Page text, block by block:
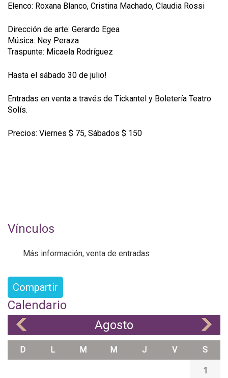
Elenco: Roxana Blanco, Cristina Machado, Claudia Rossi
Dirección de arte: Gerardo Egea
Música: Ney Peraza
Traspunte: Micaela Rodríguez
Hasta el sábado 30 de julio!
Entradas en venta a través de Tickantel y Boletería Teatro
Solís.
Precios: Viernes $ 75, Sábados $ 150
Vínculos
Más información, venta de entradas
Compartir
Calendario
Agosto
D L M M J V S
1